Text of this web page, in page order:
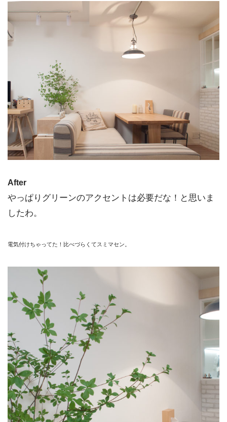
After
やっぱりグリーンのアクセントは必要だな！と思いま
したわ。
電気付けちゃってた！比べづらくてスミマセン。